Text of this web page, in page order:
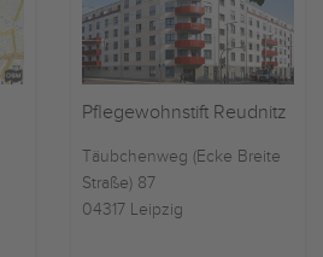
Pflegewohnstift Reudnitz
Täubchenweg (Ecke Breite
Straße) 87
04317 Leipzig